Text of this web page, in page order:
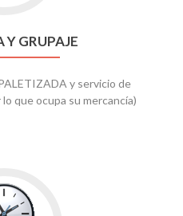
Y GRUPAJE
y servicio de
que ocupa su mercancía)